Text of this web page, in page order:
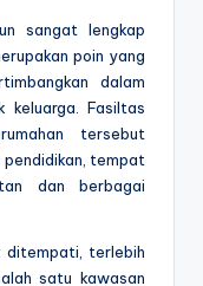
sangat lengkap
poin yang
dalam
keluarga. Fasiltas
tersebut
tempat
dan berbagai
ditempati, terlebih
satu kawasan